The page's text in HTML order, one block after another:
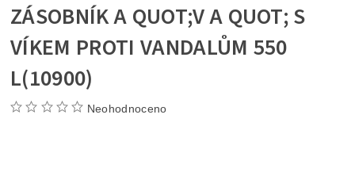
ZÁSOBNÍK A QUOT;V A QUOT; S
VÍKEM PROTI VANDALŮM 550
L(10900)
Neohodnoceno